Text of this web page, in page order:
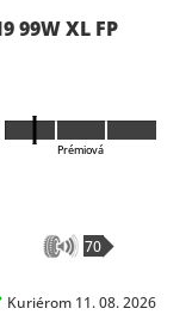
99W XL FP
Prémiová
70
Kuriérom 11. 08. 2026